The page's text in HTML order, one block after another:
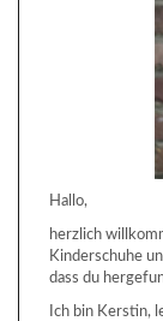
Hallo,
herzlich
Kinderschuhe
dass du
Ich bin Kerstin,